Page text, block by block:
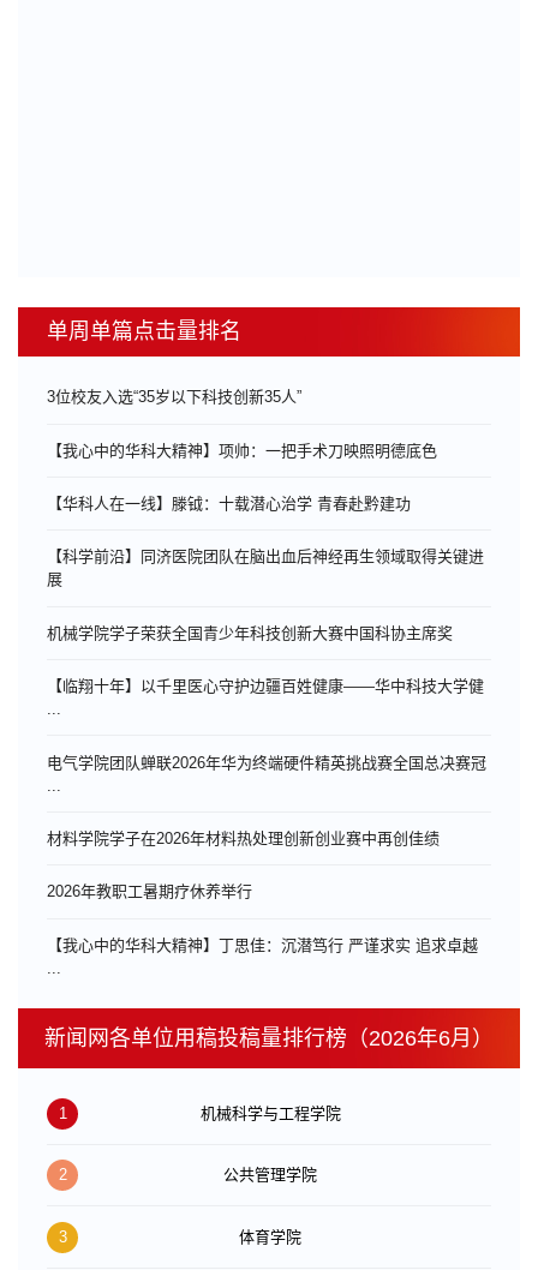
单周单篇点击量排名
3位校友入选“35岁以下科技创新35人”
【我心中的华科大精神】项帅：一把手术刀映照明德底色
【华科人在一线】滕钺：十载潜心治学 青春赴黔建功
【科学前沿】同济医院团队在脑出血后神经再生领域取得关键进
展
机械学院学子荣获全国青少年科技创新大赛中国科协主席奖
【临翔十年】以千里医心守护边疆百姓健康——华中科技大学健
...
电气学院团队蝉联2026年华为终端硬件精英挑战赛全国总决赛冠
材料学院学子在2026年材料热处理创新创业赛中再创佳绩
​2026年教职工暑期疗休养举行
【我心中的华科大精神】丁思佳：沉潜笃行 严谨求实 追求卓越
新闻网各单位用稿投稿量排行榜（2026年6月）
1 机械科学与工程学院
2 公共管理学院
3 体育学院